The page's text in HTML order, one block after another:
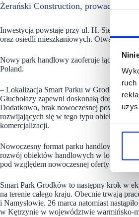
Żerański Construction, prowadzi je
Inwestycja powstaje przy ul. H.
oraz osiedli mieszkaniowych. Otwarcie
Nowy park handlowy zaoferuje łącznie 6
Poland.
– Lokalizacja Smart Parku w Grodkowie
Głuchołazy zapewni doskonałą
Dodatkowo, brak nowoczesnej powierzchni
rozwijających się w tego typu obiektach –
komercjalizacji.
Nowoczesny format parku handlowego w
rozwój obiektów handlowych w
pod względem nowoczesnej oferty
Smart Park Grodków to następny krok w
na terenie całego kraju. Obecnie trwają
i Namysłowie. 26 marca natomiast
w Kętrzynie w województwie warmińsko-